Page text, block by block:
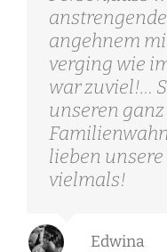
angehnem
verging wie
war zuviel!…
unseren
lieben
vielmals!
Edwina